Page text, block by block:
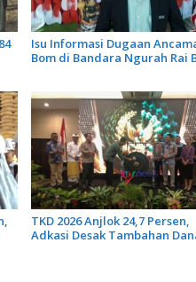
Isu Informasi Dugaan
Bom di Bandara Ngurah Rai
TKD 2026 Anjlok 24,7 Persen,
Adkasi Desak Tambahan